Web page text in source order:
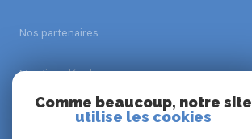
Nos partenaires
Mentions légales
Comme beaucoup, notre site
utilise les cookies